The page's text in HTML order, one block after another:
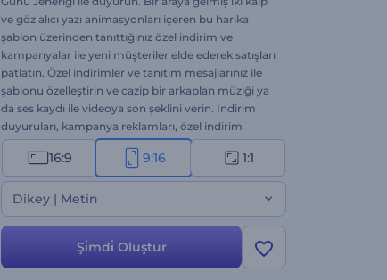
ve göz alıcı yazı animasyonları içeren bu harika
şablon üzerinden tanıttığınız özel indirim ve
kampanyalar ile yeni müşteriler elde ederek satışları
patlatın. Özel indirimler ve tanıtım mesajlarınız ile
şablonu özelleştirin ve cazip bir arkaplan müziği ya
da ses kaydı ile videoya son şeklini verin. İndirim
duyuruları, kampanya reklamları, özel indirim
introları, özel güne yönelik mesajlar vs. için ideal.
Hemen oluşturun, sosyal platformlarda paylaşın,
satışları patlatın!
16:9 9:16 1:1
Dikey | Metin
Şi̇mdi̇ Oluştur